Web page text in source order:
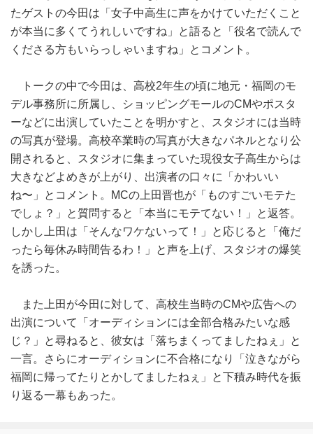
たゲストの今田は「女子中高生に声をかけていただくこと
が本当に多くてうれしいですね」と語ると「役名で読んで
くださる方もいらっしゃいますね」とコメント。
トークの中で今田は、高校2年生の頃に地元・福岡のモ
デル事務所に所属し、ショッピングモールのCMやポスタ
ーなどに出演していたことを明かすと、スタジオには当時
の写真が登場。高校卒業時の写真が大きなパネルとなり公
開されると、スタジオに集まっていた現役女子高生からは
大きなどよめきが上がり、出演者の口々に「かわいい
ね〜」とコメント。MCの上田晋也が「ものすごいモテた
でしょ？」と質問すると「本当にモテてない！」と返答。
しかし上田は「そんなワケないって！」と応じると「俺だ
ったら毎休み時間告るわ！」と声を上げ、スタジオの爆笑
を誘った。
また上田が今田に対して、高校生当時のCMや広告への
出演について「オーディションには全部合格みたいな感
じ？」と尋ねると、彼女は「落ちまくってましたねぇ」と
一言。さらにオーディションに不合格になり「泣きながら
福岡に帰ってたりとかしてましたねぇ」と下積み時代を振
り返る一幕もあった。